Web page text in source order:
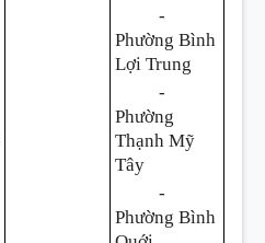
-
Phường Bình
Lợi Trung
-
Phường
Thạnh Mỹ
Tây
-
Phường Bình